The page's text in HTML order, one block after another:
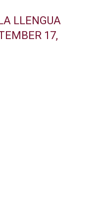
LLENGUA
17,